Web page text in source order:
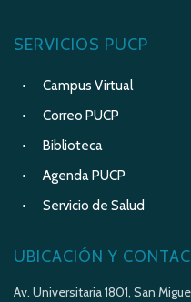
SERVICIOS PUCP
Campus Virtual
Correo PUCP
Biblioteca
Agenda PUCP
Servicio de Salud
UBICACIÓN Y
Av. Universitaria 1801, San